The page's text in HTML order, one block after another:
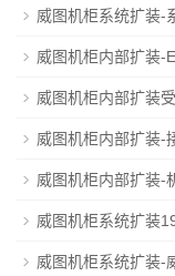
威图机柜系统扩装-
威图机柜内部扩装-
威图机柜内部扩装
威图机柜内部扩装-
威图机柜内部扩装-
威图机柜系统扩装
威图机柜系统扩装-